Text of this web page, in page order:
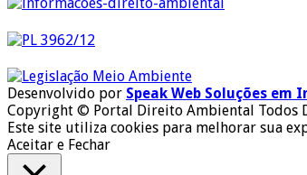
Desenvolvido por Speak Web Soluções em
Copyright © Portal Direito Ambiental Todos
Este site utiliza cookies para melhorar sua
Aceitar e Fechar